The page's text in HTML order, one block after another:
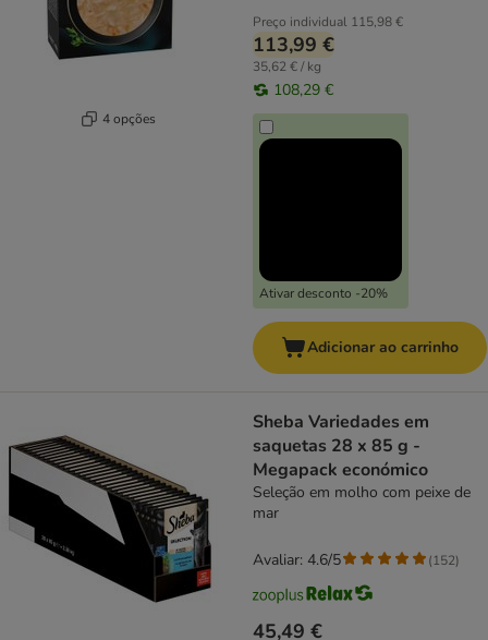
4 opções
Preço individual 115,98 €
113,99 €
35,62 € / kg
108,29 €
Ativar desconto -20%
Adicionar ao carrinho
Sheba Variedades em
saquetas 28 x 85 g -
Megapack económico
Seleção em molho com peixe de
mar
45,49 €
Avaliar: 4.6/5 (152)